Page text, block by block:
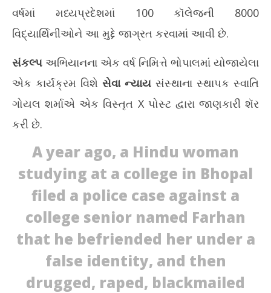
વર્ષમાં મધ્યપ્રદેશમાં 100 કૉલેજની 8000
વિદ્યાર્થિનીઓને આ મુદ્દે જાગ્રત કરવામાં આવી છે.
સંકલ્પ અભિયાનના એક વર્ષ નિમિત્તે ભોપાલમાં યોજાયેલા
એક કાર્યક્રમ વિશે સેવા ન્યાય સંસ્થાના સ્થાપક સ્વાતિ
ગોયલ શર્માએ એક વિસ્તૃત X પોસ્ટ દ્વારા જાણકારી શૅર
કરી છે.
A year ago, a Hindu woman
studying at a college in Bhopal
filed a police case against a
college senior named Farhan
that he befriended her under a
false identity, and then
drugged, raped, blackmailed